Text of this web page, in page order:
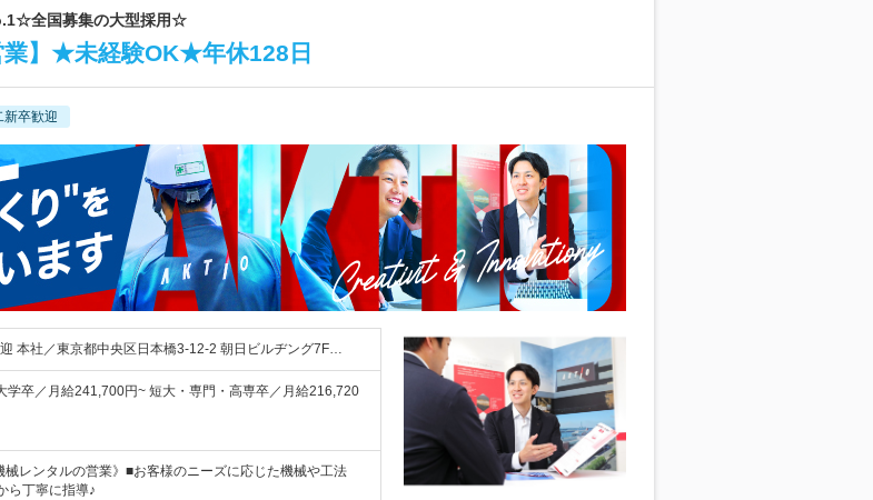
全国募集の大型採用☆
業】★未経験OK★年休128日
新卒歓迎
本社／東京都中央区日本橋3-12-2 朝日ビルヂング7F…
学卒／月給241,700円~ 短大・専門・高専卒／月給216,720
械レンタルの営業》■お客様のニーズに応じた機械や工法
ら丁寧に指導♪